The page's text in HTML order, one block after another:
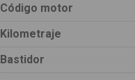
Código motor
Kilometraje
Bastidor